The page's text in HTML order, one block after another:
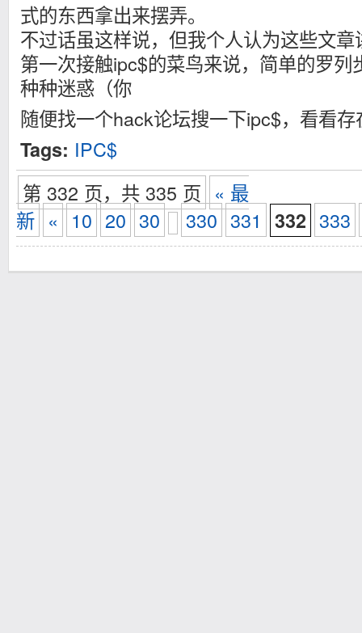
式的东西拿出来摆弄。
不过话虽这样说，但我个人认为这些文
第一次接触ipc$的菜鸟来说，简单的罗列
种种迷惑（你
随便找一个hack论坛搜一下ipc$，看看
Tags: IPC$
第 332 页，共 335 页 « 最
新 « 10 20 30 330 331 332 333